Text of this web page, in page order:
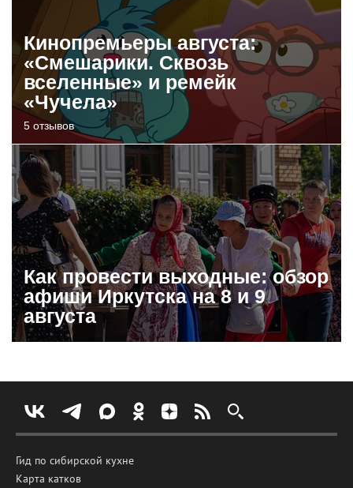
Кинопремьеры августа:
«Смешарики. Сквозь
вселенные» и ремейк
«Чучела»
5 отзывов
Как провести выходные: обзор
афиши Иркутска на 8 и 9
августа
Гид по сибирской кухне
Карта катков